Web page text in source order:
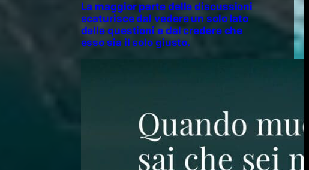
La maggior parte delle discussioni
scaturisce dal vedere un solo lato
delle questioni e dal credere che
esso sia il solo giusto.